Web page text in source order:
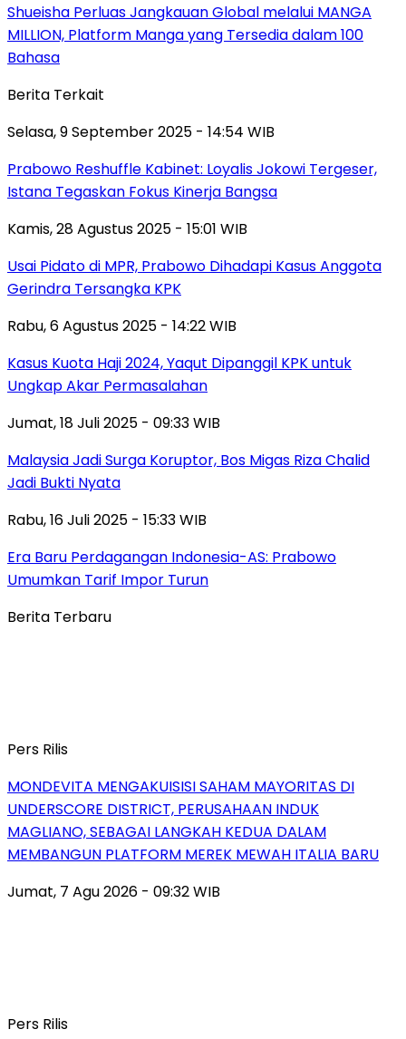
Shueisha Perluas Jangkauan Global melalui MANGA
MILLION, Platform Manga yang Tersedia dalam 100
Bahasa
Berita Terkait
Selasa, 9 September 2025 - 14:54 WIB
Prabowo Reshuffle Kabinet: Loyalis Jokowi Tergeser,
Istana Tegaskan Fokus Kinerja Bangsa
Kamis, 28 Agustus 2025 - 15:01 WIB
Usai Pidato di MPR, Prabowo Dihadapi Kasus Anggota
Gerindra Tersangka KPK
Rabu, 6 Agustus 2025 - 14:22 WIB
Kasus Kuota Haji 2024, Yaqut Dipanggil KPK untuk
Ungkap Akar Permasalahan
Jumat, 18 Juli 2025 - 09:33 WIB
Malaysia Jadi Surga Koruptor, Bos Migas Riza Chalid
Jadi Bukti Nyata
Rabu, 16 Juli 2025 - 15:33 WIB
Era Baru Perdagangan Indonesia-AS: Prabowo
Umumkan Tarif Impor Turun
Berita Terbaru
Pers Rilis
MONDEVITA MENGAKUISISI SAHAM MAYORITAS DI
UNDERSCORE DISTRICT, PERUSAHAAN INDUK
MAGLIANO, SEBAGAI LANGKAH KEDUA DALAM
MEMBANGUN PLATFORM MEREK MEWAH ITALIA BARU
Jumat, 7 Agu 2026 - 09:32 WIB
Pers Rilis